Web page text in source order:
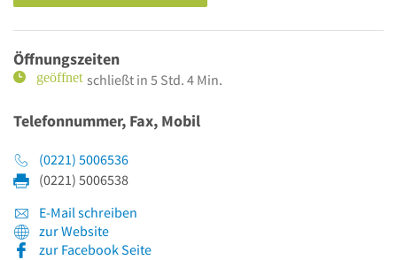
Öffnungszeiten
schließt in 5 Std. 4 Min.
Telefonnummer, Fax, Mobil
(0221) 5006536
(0221) 5006538
E-Mail schreiben
zur Website
zur Facebook Seite